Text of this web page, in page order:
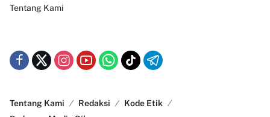
Tentang Kami
Tentang Kami Redaksi
Kode Etik